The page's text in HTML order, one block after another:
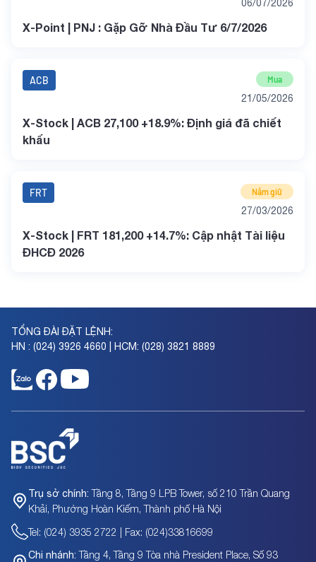
06/07/2026
X-Point | PNJ : Gặp Gỡ Nhà Đầu Tư 6/7/2026
ACB Mua
21/05/2026
X-Stock | ACB 27,100 +18.9%: Định giá đã chiết
khấu
FRT Nắm giữ
27/03/2026
X-Stock | FRT 181,200 +14.7%: Cập nhật Tài liệu
ĐHCĐ 2026
TỔNG ĐÀI ĐẶT LỆNH:
HN : (024) 3926 4660 | HCM: (028) 3821 8889
Trụ sở chính: Tầng 8, Tầng 9 LPB Tower, số 210 Trần Quang
Khải, Phường Hoàn Kiếm, Thành phố Hà Nội
Tel: (024) 3935 2722 | Fax: (024)33816699
Chi nhánh: Tầng 4, Tầng 9 Tòa nhà President Place, Số 93